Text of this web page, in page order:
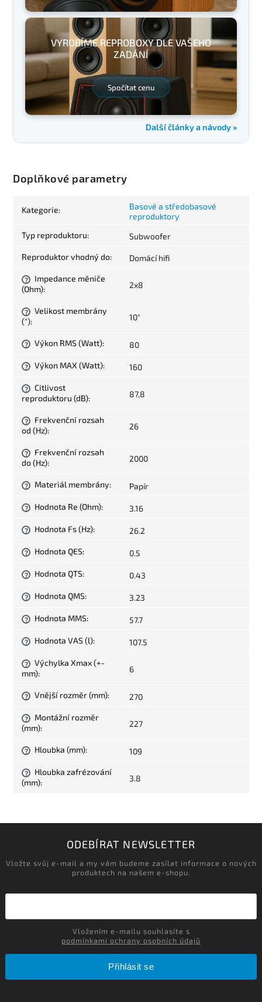
VYROBÍME REPROBOXY DLE VAŠEHO
ZADÁNÍ
Spočítat cenu
Další články a návody »
Doplňkové parametry
Kategorie:
Basové a středobasové
reproduktory
Typ reproduktoru: Subwoofer
Reproduktor vhodný do: Domácí hifi
?
Impedance měniče
(Ohm): 2x8
?
Velikost membrány
("): 10"
? Výkon RMS (Watt): 80
? Výkon MAX (Watt): 160
?
Citlivost
reproduktoru (dB): 87,8
?
Frekvenční rozsah
od (Hz): 26
?
Frekvenční rozsah
do (Hz): 2000
? Materiál membrány: Papír
? Hodnota Re (Ohm): 3.16
? Hodnota Fs (Hz): 26.2
? Hodnota QES: 0.5
? Hodnota QTS: 0.43
? Hodnota QMS: 3.23
? Hodnota MMS: 57.7
? Hodnota VAS (l): 107.5
?
Výchylka Xmax (+-
mm): 6
? Vnější rozměr (mm): 270
?
Montážní rozměr
(mm): 227
? Hloubka (mm): 109
?
Hloubka zafrézování
(mm): 3.8
ODEBÍRAT NEWSLETTER
Vložte svůj e-mail a my vám budeme zasílat informace o nových
produktech na našem e-shopu.
podmínkami ochrany osobních údajů
Přihlásit se